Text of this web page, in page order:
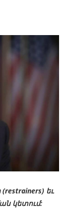
եւ
կետում: